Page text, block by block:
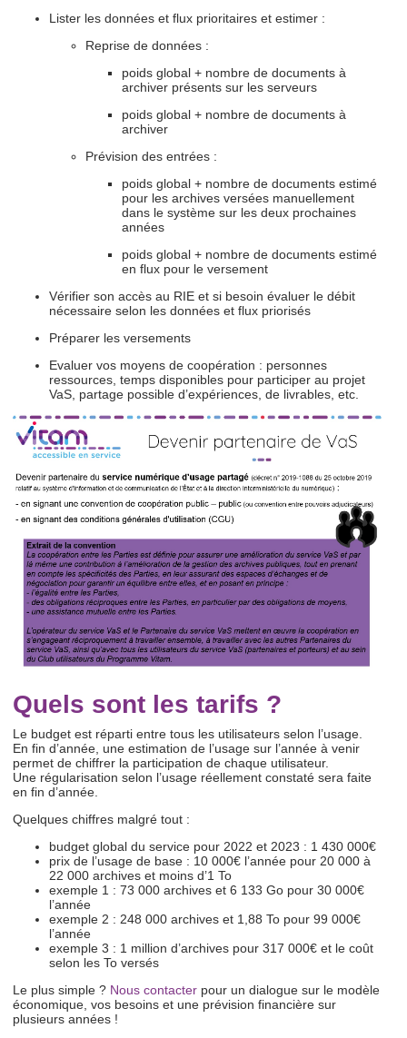
Lister les données et flux prioritaires et estimer :
Reprise de données :
poids global + nombre de documents à
archiver présents sur les serveurs
poids global + nombre de documents à
archiver
Prévision des entrées :
poids global + nombre de documents estimé
pour les archives versées manuellement
dans le système sur les deux prochaines
années
poids global + nombre de documents estimé
en flux pour le versement
Vérifier son accès au RIE et si besoin évaluer le débit
nécessaire selon les données et flux priorisés
Préparer les versements
Evaluer vos moyens de coopération : personnes
ressources, temps disponibles pour participer au projet
VaS, partage possible d’expériences, de livrables, etc.
Quels sont les tarifs ?
Le budget est réparti entre tous les utilisateurs selon l’usage.
En fin d’année, une estimation de l’usage sur l’année à venir
permet de chiffrer la participation de chaque utilisateur.
Une régularisation selon l’usage réellement constaté sera faite
en fin d’année.
Quelques chiffres malgré tout :
budget global du service pour 2022 et 2023 : 1 430 000€
prix de l’usage de base : 10 000€ l’année pour 20 000 à
22 000 archives et moins d’1 To
exemple 1 : 73 000 archives et 6 133 Go pour 30 000€
l’année
exemple 2 : 248 000 archives et 1,88 To pour 99 000€
l’année
exemple 3 : 1 million d’archives pour 317 000€ et le coût
selon les To versés
Le plus simple ? Nous contacter pour un dialogue sur le modèle
économique, vos besoins et une prévision financière sur
plusieurs années !